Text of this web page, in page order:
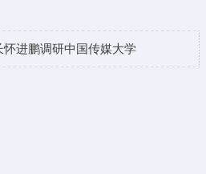
进鹏调研中国传媒大学